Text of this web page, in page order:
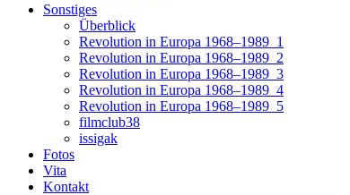
Sonstiges
Überblick
Revolution in Europa 1968–1989_1
Revolution in Europa 1968–1989_2
Revolution in Europa 1968–1989_3
Revolution in Europa 1968–1989_4
Revolution in Europa 1968–1989_5
filmclub38
issigak
Fotos
Vita
Kontakt